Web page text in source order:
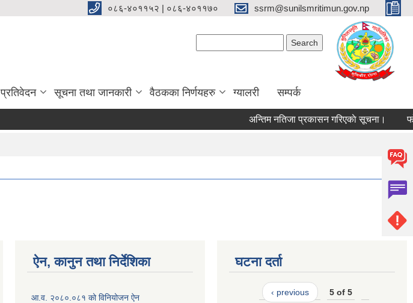
०८६-४०११५२ | ०८६-४०११७० ssrm@sunilsmritimun.gov.np
प्रतिवेदन सूचना तथा जानकारी वैठकका निर्णयहरु ग्यालरी सम्पर्क
अन्तिम नतिजा प्रकासन गरिएकाे सूचना।
ऐन, कानुन तथा निर्देशिका
आ.व. २०८०.०८१ को विनियोजन ऐन
घटना दर्ता
‹ previous 5 of 5